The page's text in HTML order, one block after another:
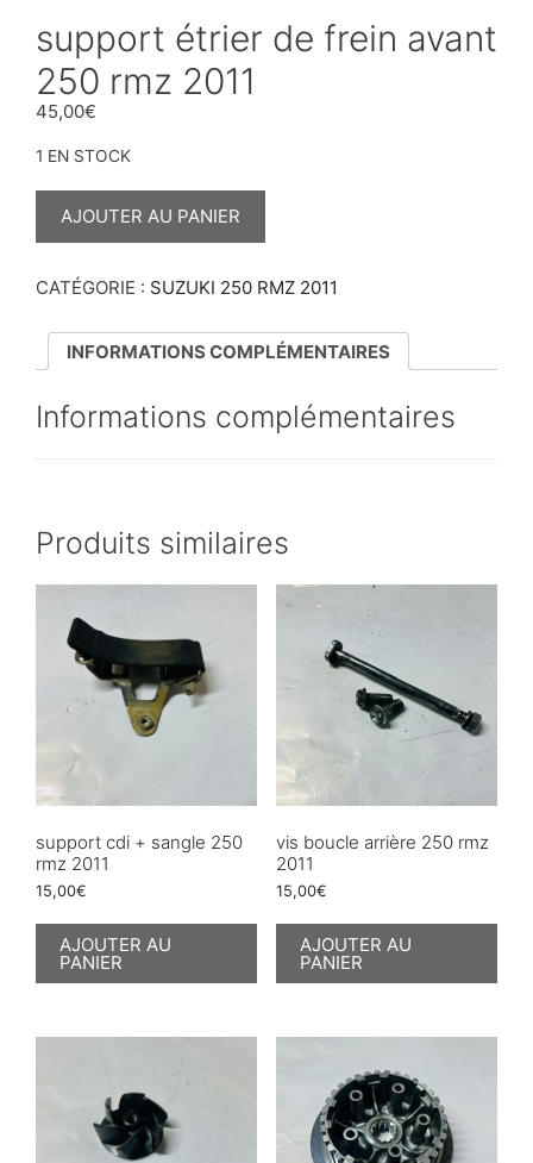
support étrier de frein avant
250 rmz 2011
45,00€
1 EN STOCK
QUANTITÉ
FREIN
RMZ
2011
AJOUTER AU PANIER
CATÉGORIE : SUZUKI 250 RMZ 2011
INFORMATIONS COMPLÉMENTAIRES
Informations complémentaires
Produits similaires
support cdi + sangle 250
rmz 2011
15,00€
AJOUTER AU
PANIER
vis boucle arrière 250 rmz
2011
15,00€
AJOUTER AU
PANIER